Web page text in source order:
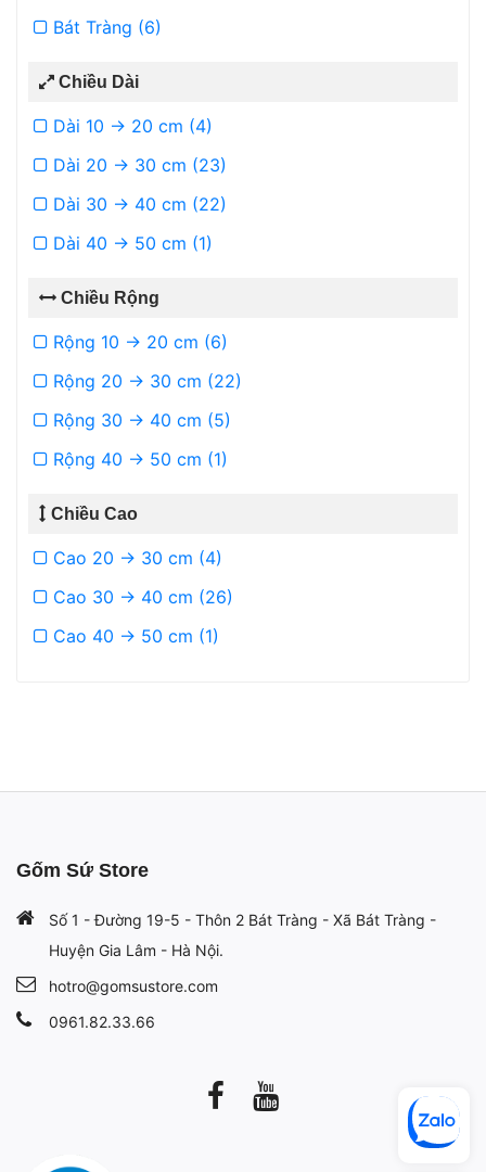
Bát Tràng (6)
Chiều Dài
Dài 10 -> 20 cm (4)
Dài 20 -> 30 cm (23)
Dài 30 -> 40 cm (22)
Dài 40 -> 50 cm (1)
Chiều Rộng
Rộng 10 -> 20 cm (6)
Rộng 20 -> 30 cm (22)
Rộng 30 -> 40 cm (5)
Rộng 40 -> 50 cm (1)
Chiều Cao
Cao 20 -> 30 cm (4)
Cao 30 -> 40 cm (26)
Cao 40 -> 50 cm (1)
Gốm Sứ Store
Số 1 - Đường 19-5 - Thôn 2 Bát Tràng - Xã Bát Tràng -
Huyện Gia Lâm - Hà Nội.
hotro@gomsustore.com
0961.82.33.66